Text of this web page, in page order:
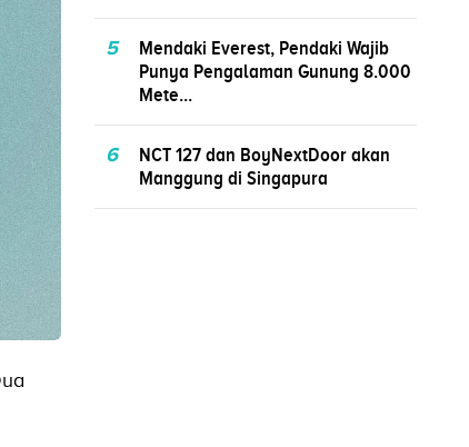
5
Mendaki Everest, Pendaki Wajib
Punya Pengalaman Gunung 8.000
Mete...
6
NCT 127 dan BoyNextDoor akan
Manggung di Singapura